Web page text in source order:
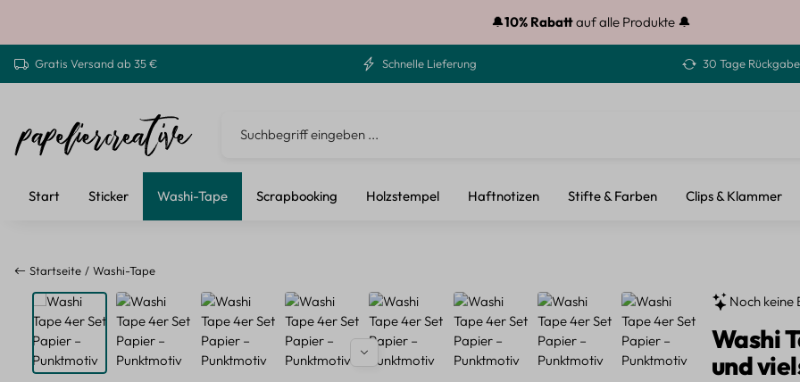
🔔10% Rabattauf alle Produkte 🔔
Gratis Versand ab 35 € Schnelle Lieferung 30 Tage
Start Sticker Washi-Tape Scrapbooking Holzstempel Haftnotizen Stifte & Farben Clips & Klammer
Startseite Washi-Tape
Bildergalerie überspringen Noch keine
Washi
und